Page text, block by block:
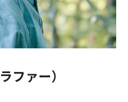
ファー）